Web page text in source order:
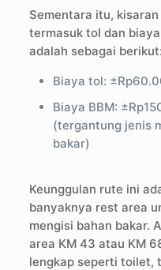
Sementara itu,
termasuk tol dan
adalah sebagai berikut:
Biaya tol:
Biaya BBM:
(tergantung jenis
bakar)
Keunggulan rute ini
banyaknya rest area
mengisi bahan bakar.
area KM 43 atau KM
lengkap seperti toilet,